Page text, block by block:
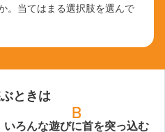
。当てはまる選択肢を選んで
ときは
いろんな遊びに首を突っ込む